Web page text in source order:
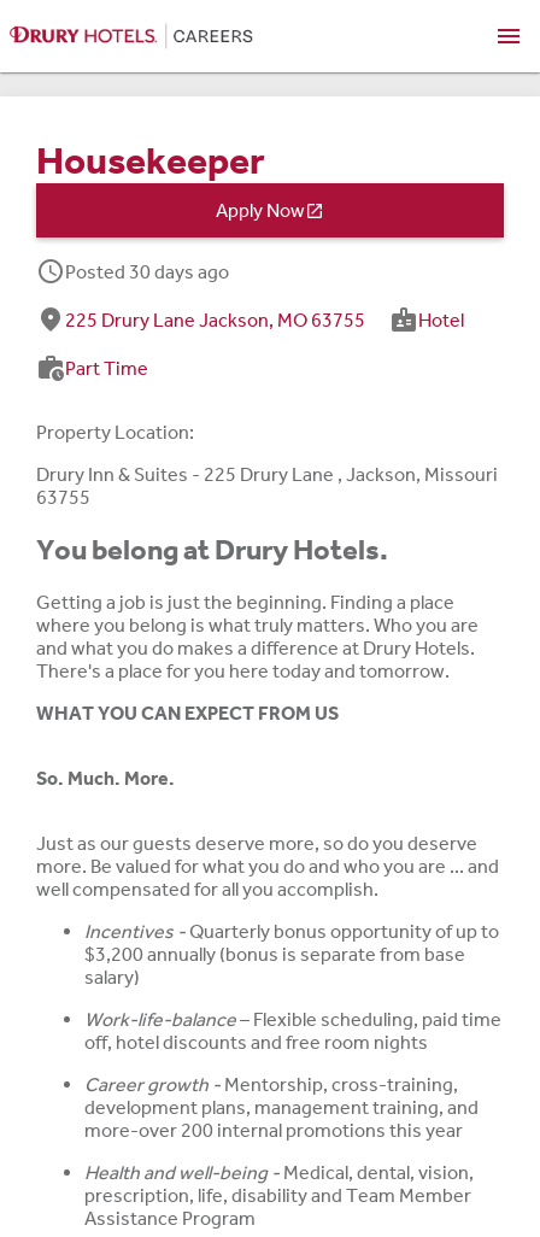
menu
Housekeeper
Apply Now
schedulePosted 30 days ago
fmd_good 225 Drury Lane Jackson, MO 63755 badgeHotel
work_historyPart Time
Property Location:
Drury Inn & Suites - 225 Drury Lane , Jackson, Missouri
63755
You belong at Drury Hotels.
Getting a job is just the beginning. Finding a place
where you belong is what truly matters. Who you are
and what you do makes a difference at Drury Hotels.
There's a place for you here today and tomorrow.
WHAT YOU CAN EXPECT FROM US
So. Much. More.
Just as our guests deserve more, so do you deserve
more. Be valued for what you do and who you are ... and
well compensated for all you accomplish.
Incentives -Quarterly bonus opportunity of up to
$3,200 annually (bonus is separate from base
salary)
Work-life-balance– Flexible scheduling, paid time
off, hotel discounts and free room nights
Career growth - Mentorship, cross-training,
development plans, management training, and
more-over 200 internal promotions this year
Health and well-being - Medical, dental, vision,
prescription, life, disability and Team Member
Assistance Program